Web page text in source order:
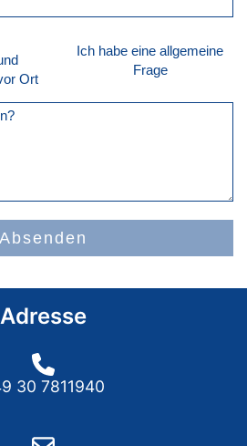
Ort
Ich habe eine allgemeine
Frage
Absenden
Adresse
30 7811940